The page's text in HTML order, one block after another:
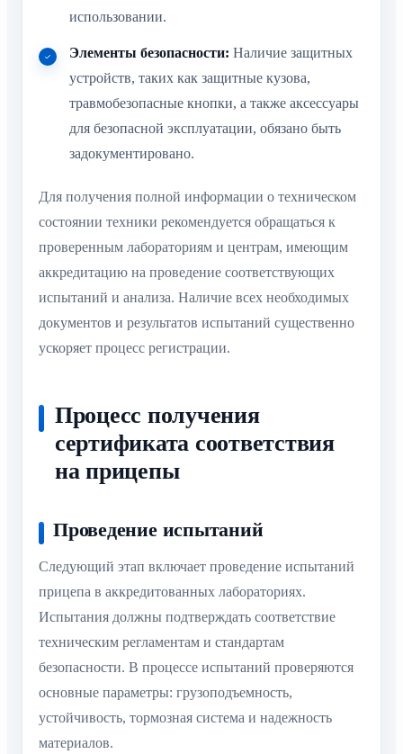
использовании.
Элементы безопасности: Наличие защитных
устройств, таких как защитные кузова,
травмобезопасные кнопки, а также аксессуары
для безопасной эксплуатации, обязано быть
задокументировано.
Для получения полной информации о техническом
состоянии техники рекомендуется обращаться к
проверенным лабораториям и центрам, имеющим
аккредитацию на проведение соответствующих
испытаний и анализа. Наличие всех необходимых
документов и результатов испытаний существенно
ускоряет процесс регистрации.
Процесс получения
сертификата соответствия
на прицепы
Проведение испытаний
Следующий этап включает проведение испытаний
прицепа в аккредитованных лабораториях.
Испытания должны подтверждать соответствие
техническим регламентам и стандартам
безопасности. В процессе испытаний проверяются
основные параметры: грузоподъемность,
устойчивость, тормозная система и надежность
материалов.